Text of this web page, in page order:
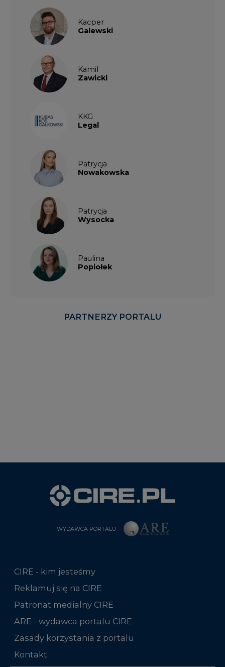
Kacper
Galewski
Kamil
Zawicki
KKG
Legal
Patrycja
Nowakowska
Patrycja
Wysocka
Paulina
Popiołek
PARTNERZY PORTALU
WYDAWCA PORTALU
CIRE - kim jesteśmy
Reklamuj się na CIRE
Patronat medialny CIRE
ARE - wydawca portalu CIRE
Zasady korzystania z portalu
Kontakt